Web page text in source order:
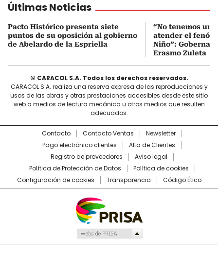
Últimas Noticias
Pacto Histórico presenta siete
puntos de su oposición al gobierno
de Abelardo de la Espriella
“No tenemos un
atender el
Niño”:
Erasmo Zuleta
© CARACOL S.A. Todos los derechos reservados.
CARACOL S.A. realiza una reserva expresa de las reproducciones y
usos de las obras y otras prestaciones accesibles desde este sitio
web a medios de lectura mecánica u otros medios que resulten
adecuados.
Contacto Contacto Ventas
Newsletter
Pago electrónico clientes
Alta de Clientes
Registro de proveedores
Aviso legal
Política de Protección de Datos
Política de cookies
Configuración de cookies
Transparencia Código Ético